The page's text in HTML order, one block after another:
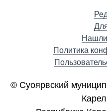
Политика
© Суоярвский